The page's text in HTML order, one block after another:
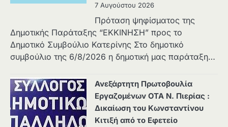
7 Αυγούστου 2026
Πρόταση ψηφίσματος της
Δημοτικής Παράταξης “ΕΚΚΙΝΗΣΗ” προς το
Δημοτικό Συμβούλιο Κατερίνης Στο δημοτικό
συμβούλιο της 6/8/2026 η δημοτική μας παράταξη…
Ανεξάρτητη Πρωτοβουλία
Εργαζομένων ΟΤΑ Ν. Πιερίας :
Δικαίωση του Κωνσταντίνου
Κιτιξή από το Εφετείο